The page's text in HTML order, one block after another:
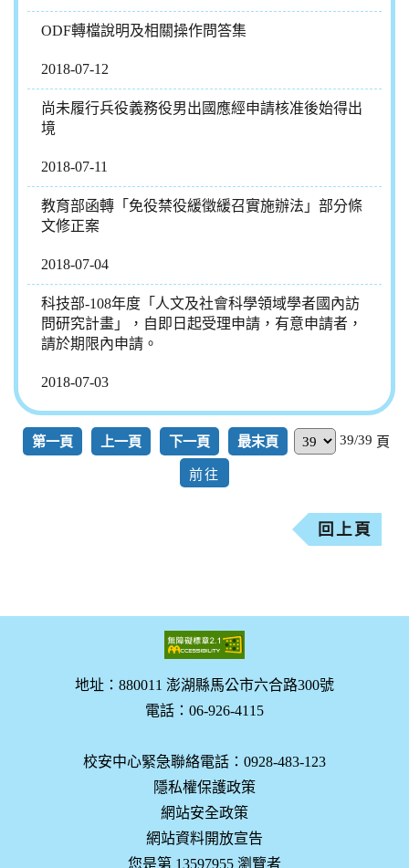
ODF轉檔說明及相關操作問答集
2018-07-12
尚未履行兵役義務役男出國應經申請核准後始得出
境
2018-07-11
教育部函轉「免役禁役緩徵緩召實施辦法」部分條
文修正案
2018-07-04
科技部-108年度「人文及社會科學領域學者國內訪
問研究計畫」，自即日起受理申請，有意申請者，
請於期限內申請。
2018-07-03
第一頁 上一頁 下一頁 最末頁 39/39 頁
回上頁
地址：880011 澎湖縣馬公市六合路300號
電話：06-926-4115
校安中心緊急聯絡電話：0928-483-123
隱私權保護政策
網站安全政策
網站資料開放宣告
您是第 13597955 瀏覽者